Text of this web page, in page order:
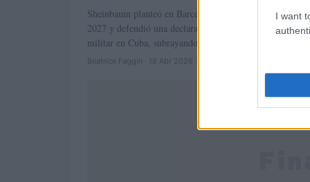
I want
Sheinbaum planteó en Barcelona una cumbre en México
2027 y defendió una declaración que rechace la
militar en Cuba, subrayando…
Beatrice Faggin · 18 Abr 2026